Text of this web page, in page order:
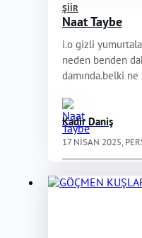
ŞIIR
Naat Taybe
i.o gizli
neden benden
damında.belki
Kadir Daniş
17 NISAN 2025,